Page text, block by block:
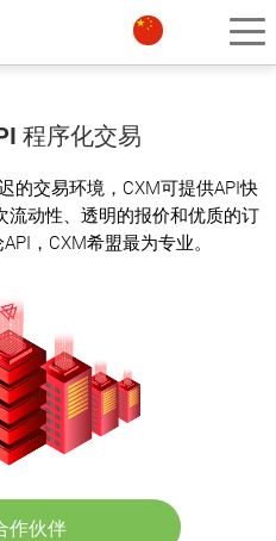
程序化交易
的交易环境，CXM可提供API快
动性、透明的报价和优质的订
，CXM希盟最为专业。
作伙伴